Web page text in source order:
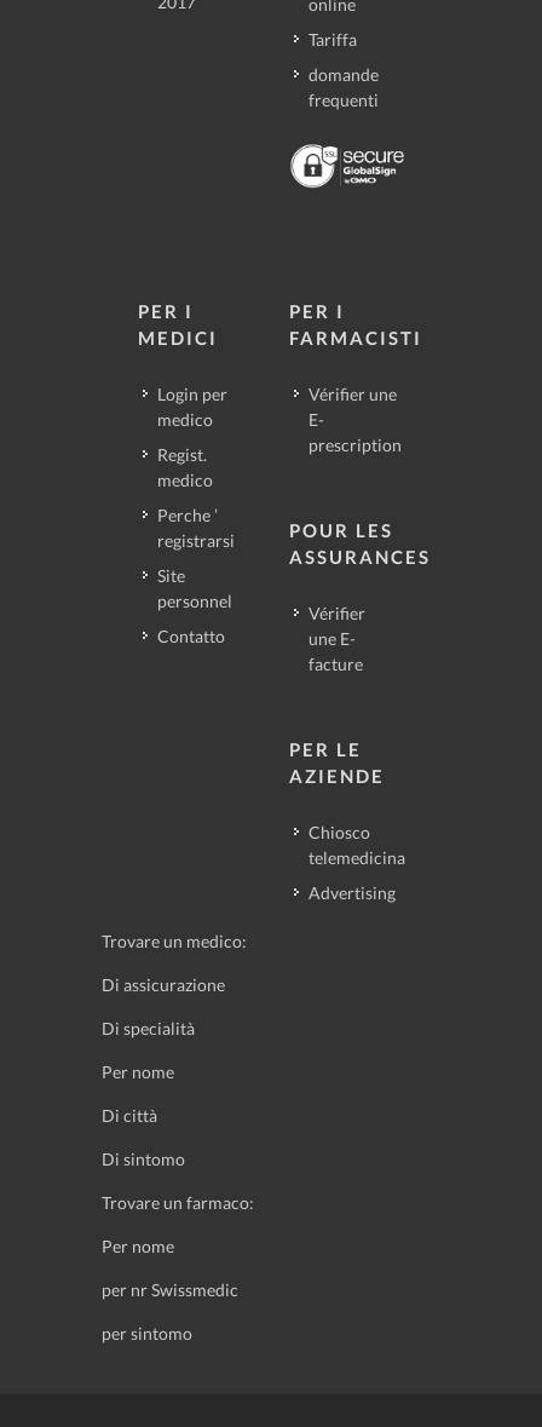
online
Tariffa
domande
frequenti
PER I
MEDICI
Login per
medico
Regist.
medico
Perche ’
registrarsi
Site
personnel
Contatto
PER I
FARMACISTI
Vérifier une
E-
prescription
POUR LES
ASSURANCES
Vérifier
une E-
facture
PER LE
AZIENDE
Chiosco
telemedicina
Advertising
Trovare un medico:
Di assicurazione
Di specialità
Per nome
Di città
Di sintomo
Trovare un farmaco:
Per nome
per nr Swissmedic
per sintomo